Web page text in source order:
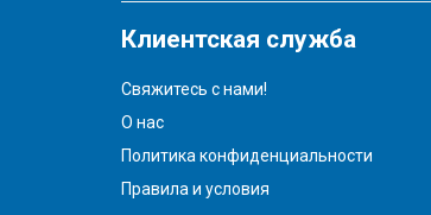
Клиентская служба
Свяжитесь с нами!
О нас
Политика конфиденциальности
Правила и условия